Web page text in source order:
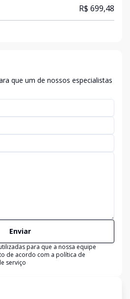
R$ 699,48
que um de nossos especialistas
Enviar
para que a nossa equipe
de acordo com a política de
serviço